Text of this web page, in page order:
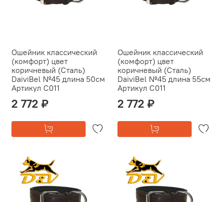
Ошейник классический
(комфорт) цвет
коричневый (Сталь)
DaiviBel №45 длина 50см
Артикул С011
2 772 ₽
Ошейник классический
(комфорт) цвет
коричневый (Сталь)
DaiviBel №45 длина 55см
Артикул С011
2 772 ₽